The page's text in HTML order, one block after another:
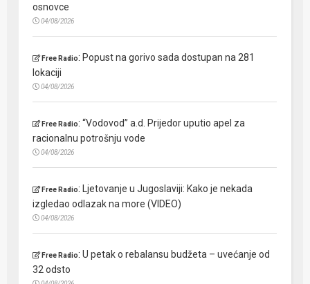
osnovce
04/08/2026
Free Radio: Popust na gorivo sada dostupan na 281
lokaciji
04/08/2026
Free Radio:“Vodovod” a.d. Prijedor uputio apel za
racionalnu potrošnju vode
04/08/2026
Free Radio:
Ljetovanje u Jugoslaviji: Kako je nekada
izgledao odlazak na more (VIDEO)
04/08/2026
Free Radio:U petak o rebalansu budžeta – uvećanje od
32 odsto